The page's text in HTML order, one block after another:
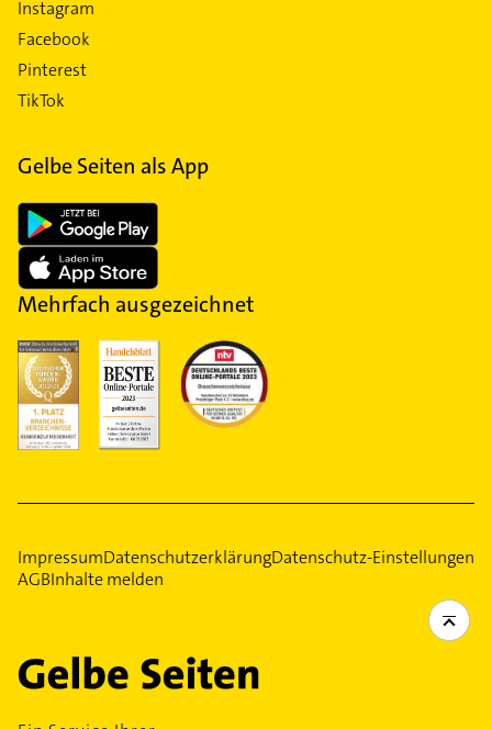
Instagram
Facebook
Pinterest
TikTok
Gelbe Seiten als App
Mehrfach ausgezeichnet
ImpressumDatenschutzerklärungDatenschutz-Einstellungen
AGBInhalte melden